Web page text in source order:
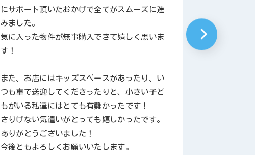
にサポート頂いたおかげで全てがスムーズに進
みました。
気に入った物件が無事購入できて嬉しく思いま
す！
また、お店にはキッズスペースがあったり、い
つも車で送迎してくださったりと、小さい子ど
もがいる私達にはとても有難かったです！
さりげない気遣いがとっても嬉しかったです。
ありがとうございました！
今後ともよろしくお願いいたします。
皆さん愛想
ストさんで
今後ともよ